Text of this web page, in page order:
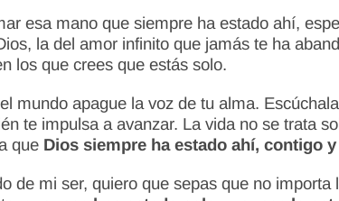
esa mano que siempre ha estado ahí,
la del amor infinito que jamás te ha
los que crees que estás solo.
mundo apague la voz de tu alma.
te impulsa a avanzar. La vida no se trata
que Dios siempre ha estado ahí, contigo
de mi ser, quiero que sepas que no